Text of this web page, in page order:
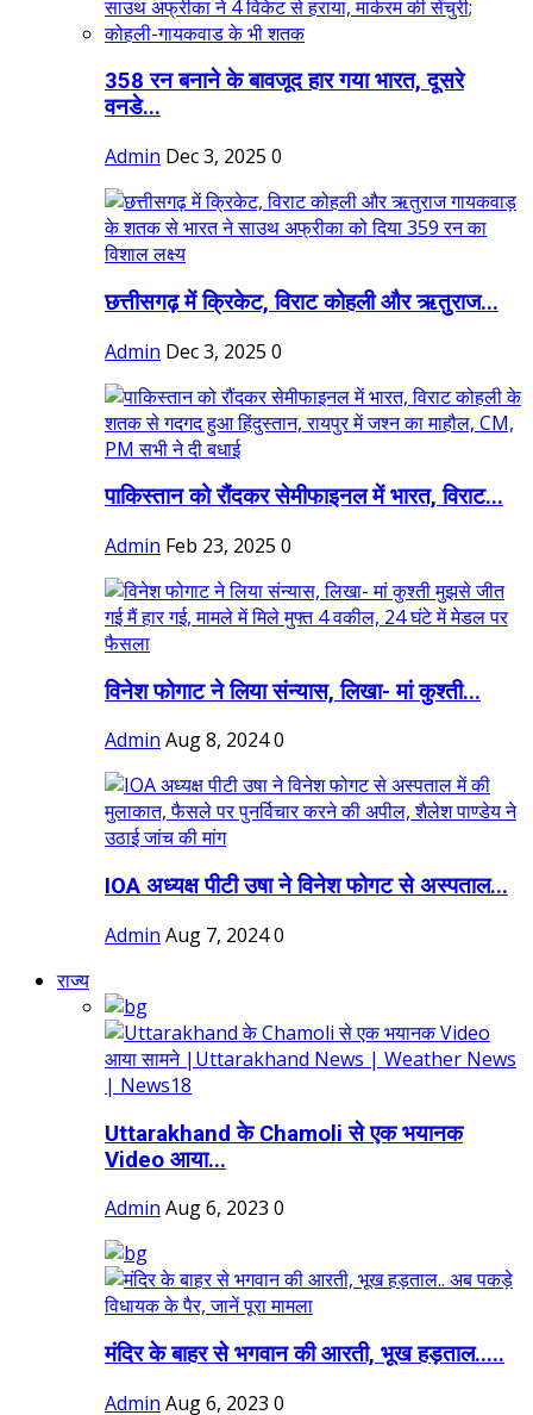
358 रन बनाने के बावजूद हार गया भारत, दूसरे
वनडे...
Admin Dec 3, 2025 0
छत्तीसगढ़ में क्रिकेट, विराट कोहली और ऋतुराज...
Admin Dec 3, 2025 0
पाकिस्तान को रौंदकर सेमीफाइनल में भारत, विराट...
Admin Feb 23, 2025 0
विनेश फोगाट ने लिया संन्यास, लिखा- मां कुश्ती...
Admin Aug 8, 20240
IOA अध्यक्ष पीटी उषा ने विनेश फोगट से अस्पताल...
Admin Aug 7, 20240
राज्य
Uttarakhand के Chamoli से एक भयानक
Video आया...
Admin Aug 6, 2023 0
मंदिर के बाहर से भगवान की आरती, भूख हड़ताल.....
Admin Aug 6, 2023 0